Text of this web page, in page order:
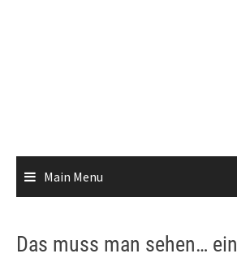
Main Menu
Das muss man sehen…